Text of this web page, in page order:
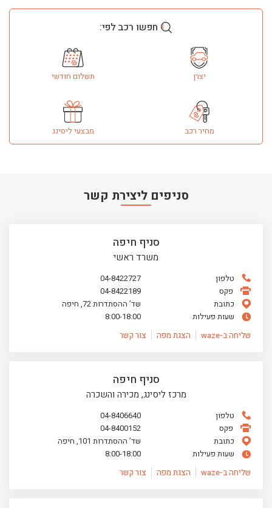
חפשו רכב לפי:
יצרן תשלום חודשי
מחיר רכב מבצעי ליסינג
סניפים ליצירת קשר
סניף חיפה
משרד ראשי
טלפון
04-8422727
פקס
04-8422189
כתובת
שד’ ההסתדרות 72, חיפה
שעות פעילות
8:00-18:00
שליחה ב-waze
הצגת מפה צור קשר
סניף חיפה
מרכז ליסינג, מכירה והשכרה
טלפון
04-8406640
פקס
04-8400152
כתובת
שד’ ההסתדרות 101, חיפה
שעות פעילות
8:00-18:00
שליחה ב-waze
הצגת מפה צור קשר